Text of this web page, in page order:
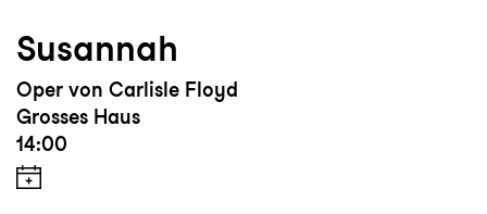
Susannah
Oper von Carlisle Floyd
Grosses Haus
14:00